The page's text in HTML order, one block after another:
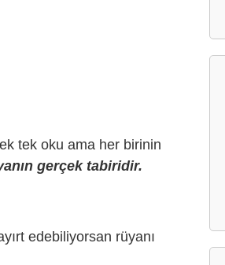
tek oku ama her birinin
gerçek tabiridir.
edebiliyorsan rüyanı